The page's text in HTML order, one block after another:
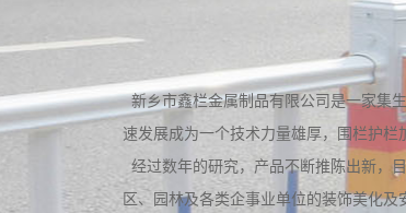
新乡市鑫栏金属制品有限公司是一家集
速发展成为一个技术力量雄厚，围栏护
经过数年的研究，产品不断推陈出新，
区、园林及各类企事业单位的装饰美化及